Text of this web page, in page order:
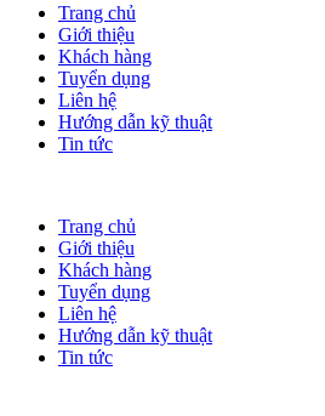
Trang chủ
Giới thiệu
Khách hàng
Tuyển dụng
Liên hệ
Hướng dẫn kỹ thuật
Tin tức
Trang chủ
Giới thiệu
Khách hàng
Tuyển dụng
Liên hệ
Hướng dẫn kỹ thuật
Tin tức